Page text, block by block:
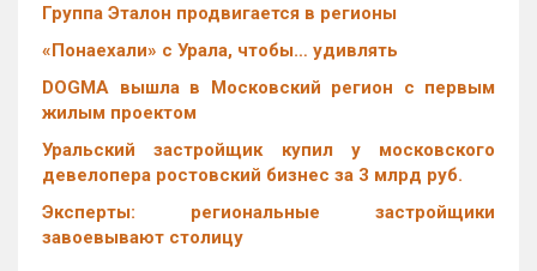
Группа Эталон продвигается в регионы
«Понаехали» с Урала, чтобы… удивлять
DOGMA вышла в Московский регион с первым
жилым проектом
Уральский застройщик купил у московского
девелопера ростовский бизнес за 3 млрд руб.
Эксперты: региональные застройщики
завоевывают столицу